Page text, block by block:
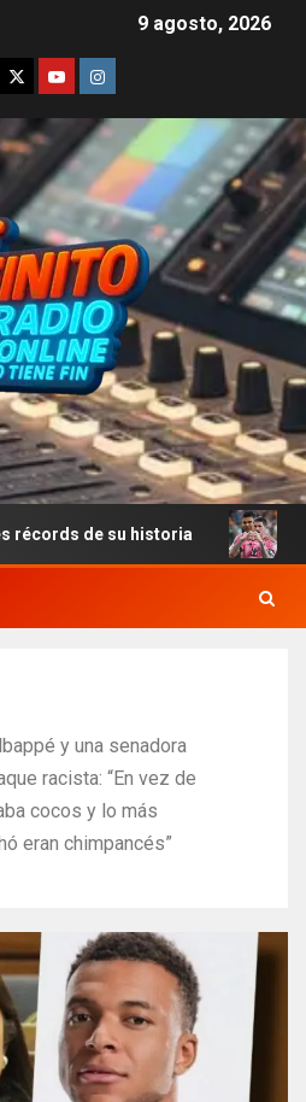
9 agosto, 2026
su historia Rodrigo De
y una senadora
racista: “En vez de
cocos y lo más
eran chimpancés”